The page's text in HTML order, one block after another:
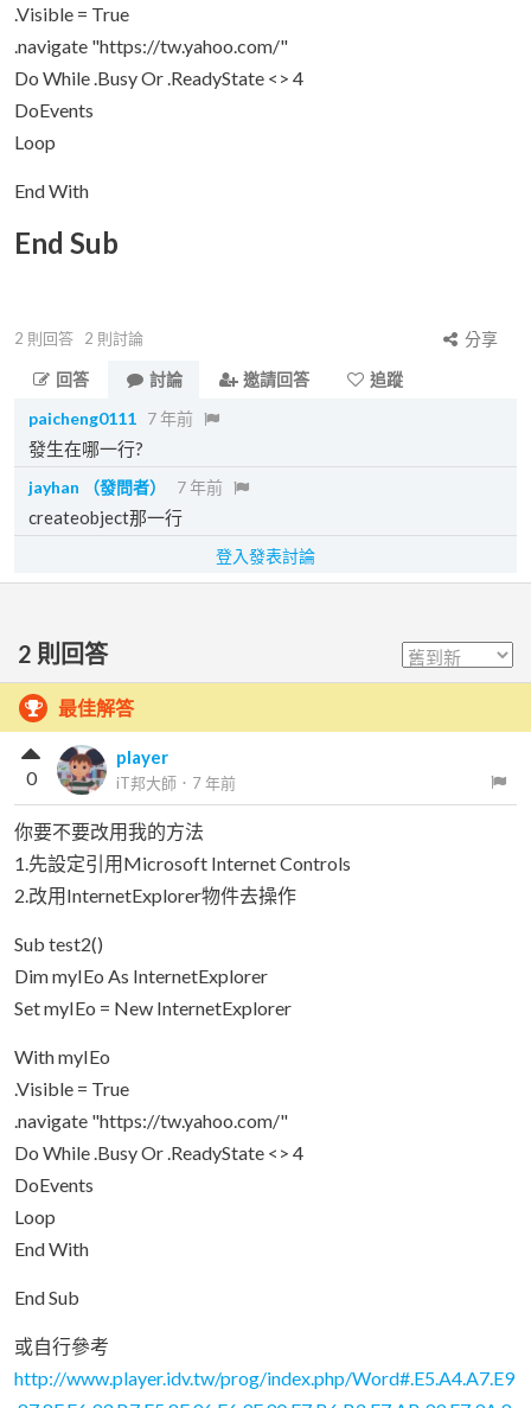
.Visible = True
.navigate "https://tw.yahoo.com/"
Do While .Busy Or .ReadyState <> 4
DoEvents
Loop
End With
End Sub
2 則回答 2 則討論
分享
回答
討論 邀請回答
追蹤
paicheng0111 7 年前
發生在哪一行?
jayhan （發問者） 7 年前
createobject那一行
登入發表討論
2 則回答
最佳解答
player
iT邦大師 ． 7 年前
0
你要不要改用我的方法
1.先設定引用Microsoft Internet Controls
2.改用InternetExplorer物件去操作
Sub test2()
Dim myIEo As InternetExplorer
Set myIEo = New InternetExplorer
With myIEo
.Visible = True
.navigate "https://tw.yahoo.com/"
Do While .Busy Or .ReadyState <> 4
DoEvents
Loop
End With
End Sub
或自行參考
http://www.player.idv.tw/prog/index.php/Word#.E5.A4.A7.E9